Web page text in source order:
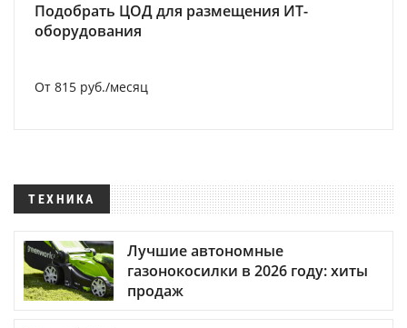
Подобрать ЦОД для размещения ИТ-
оборудования
От 815 руб./месяц
ТЕХНИКА
Лучшие автономные
газонокосилки в 2026 году: хиты
продаж